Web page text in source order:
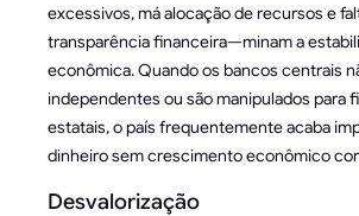
excessivos, má alocação de recursos e
transparência financeira—minam a
econômica. Quando os bancos centrais
independentes ou são manipulados para
estatais, o país frequentemente acaba
dinheiro sem crescimento econômico
Desvalorização